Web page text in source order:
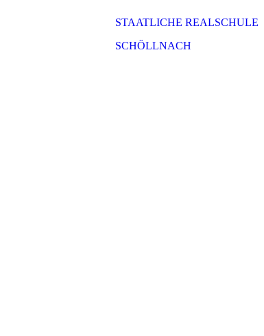
STAATLICHE REALSCHULE
SCHÖLLNACH